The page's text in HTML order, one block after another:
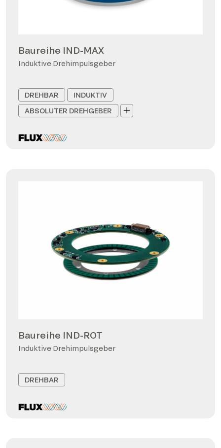
Baureihe IND-MAX
Induktive Drehimpulsgeber
DREHBAR
INDUKTIV
ABSOLUTER DREHGEBER
Baureihe IND-ROT
Induktive Drehimpulsgeber
DREHBAR